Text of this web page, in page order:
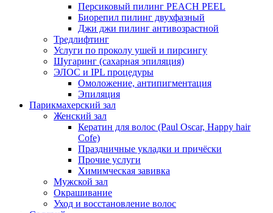
Персиковый пилинг PEACH PEEL
Биорепил пилинг двухфазный
Джи джи пилинг антивозрастной
Тредлифтинг
Услуги по проколу ушей и пирсингу
Шугаринг (сахарная эпиляция)
ЭЛОС и IPL процедуры
Омоложение, антипигментация
Эпиляция
Парикмахерский зал
Женский зал
Кератин для волос (Paul Oscar, Happy hair
Cofe)
Праздничные укладки и причёски
Прочие услуги
Химимческая завивка
Мужской зал
Окрашивание
Уход и восстановление волос